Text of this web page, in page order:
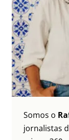
Somos o
jornalistas